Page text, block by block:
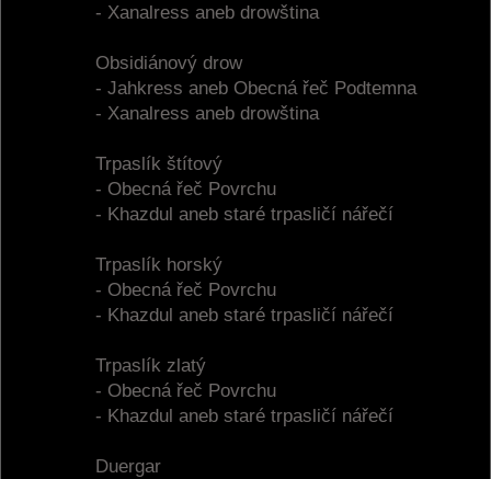
- Xanalress aneb drowština
Obsidiánový drow
- Jahkress aneb Obecná řeč Podtemna
- Xanalress aneb drowština
Trpaslík štítový
- Obecná řeč Povrchu
- Khazdul aneb staré trpasličí nářečí
Trpaslík horský
- Obecná řeč Povrchu
- Khazdul aneb staré trpasličí nářečí
Trpaslík zlatý
- Obecná řeč Povrchu
- Khazdul aneb staré trpasličí nářečí
Duergar